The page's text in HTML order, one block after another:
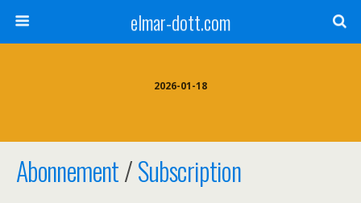
elmar-dott.com
2026-01-18
Abonnement/Subscription